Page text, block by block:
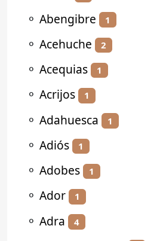
⚬ Abengibre 1
⚬ Acehuche 2
⚬ Acequias 1
⚬ Acrijos 1
⚬ Adahuesca 1
⚬ Adiós 1
⚬ Adobes 1
⚬ Ador 1
⚬ Adra 4